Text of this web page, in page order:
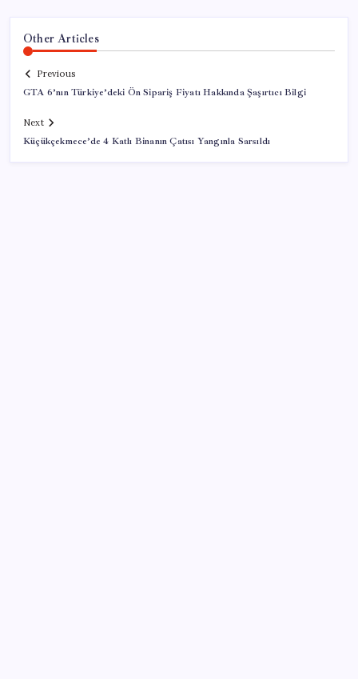
Other Articles
Previous
GTA 6’nın Türkiye’deki Ön Sipariş Fiyatı Hakkında Şaşırtıcı Bilgi
Next
Küçükçekmece’de 4 Katlı Binanın Çatısı Yangınla Sarsıldı